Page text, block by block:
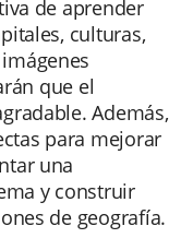
de aprender
culturas,
que el
Además,
para mejorar
una
y construir
de geografía.